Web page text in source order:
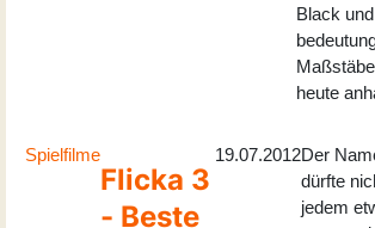
Black
heute
Spielfilme
Flicka 3
- Beste
19.07.2012Der
dürfte
jedem